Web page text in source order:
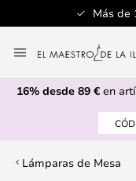
Más de
al
contenido
16% desde 89 € en
Lámparas de Mesa